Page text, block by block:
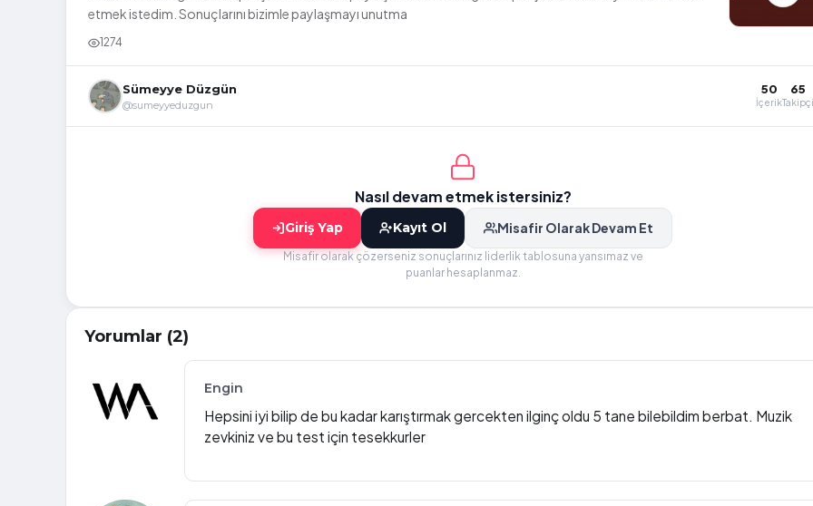
etmek istedim. Sonuçlarını bizimle paylaşmayı unutma
1274
Sümeyye Düzgün
@sumeyyeduzgun
50
İçerik
65
Takipçi
Nasıl devam etmek istersiniz?
Giriş Yap Kayıt Ol Misafir Olarak Devam Et
Misafir olarak çözerseniz sonuçlarınız liderlik tablosuna yansımaz ve
puanlar hesaplanmaz.
Yorumlar (2)
Engin
Hepsini iyi bilip de bu kadar karıştırmak gercekten ilginç oldu 5 tane bilebildim berbat. Muzik
zevkiniz ve bu test için tesekkurler